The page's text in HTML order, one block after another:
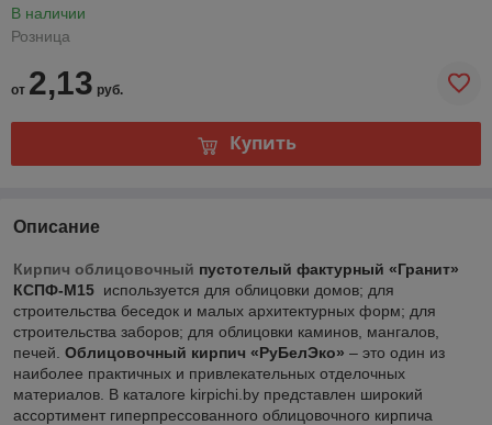
В наличии
Розница
от 2,13 руб.
Купить
Описание
Кирпич облицовочный пустотелый фактурный «Гранит»
КСПФ-М15 используется для облицовки домов; для
строительства беседок и малых архитектурных форм; для
строительства заборов; для облицовки каминов, мангалов,
печей. Облицовочный кирпич «РуБелЭко» – это один из
наиболее практичных и привлекательных отделочных
материалов. В каталоге kirpichi.by представлен широкий
ассортимент гиперпрессованного облицовочного кирпича